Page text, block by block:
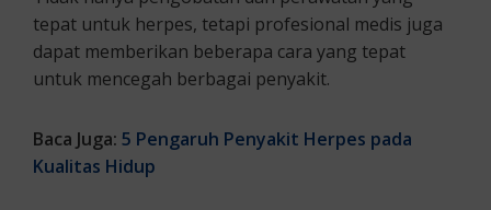
tepat untuk herpes, tetapi profesional medis juga
dapat memberikan beberapa cara yang tepat
untuk mencegah berbagai penyakit.
Baca Juga: 5 Pengaruh Penyakit Herpes pada
Kualitas Hidup